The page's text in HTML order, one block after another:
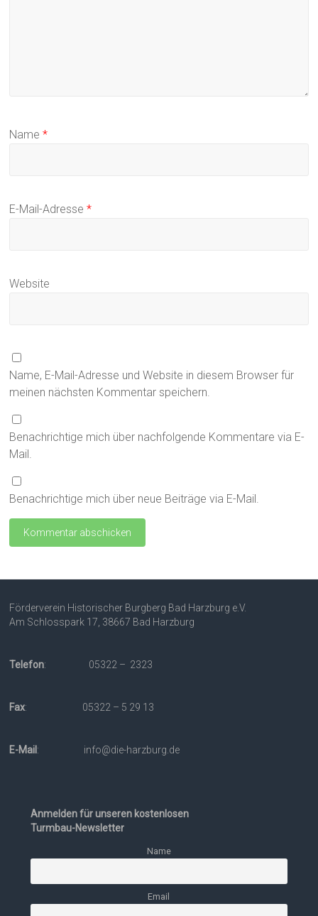
Name*
E-Mail-Adresse*
Website
Name, E-Mail-Adresse und Website in diesem Browser für
meinen nächsten Kommentar speichern.
Benachrichtige mich über nachfolgende Kommentare via E-
Mail.
Benachrichtige mich über neue Beiträge via E-Mail.
Förderverein Historischer Burgberg Bad Harzburg e.V.
Am Schlosspark 17, 38667 Bad Harzburg
Telefon: 05322 – 2323
Fax: 05322 – 5 29 13
E-Mail : info@die-harzburg.de
Anmelden für unseren kostenlosen
Turmbau-Newsletter
Name
Email